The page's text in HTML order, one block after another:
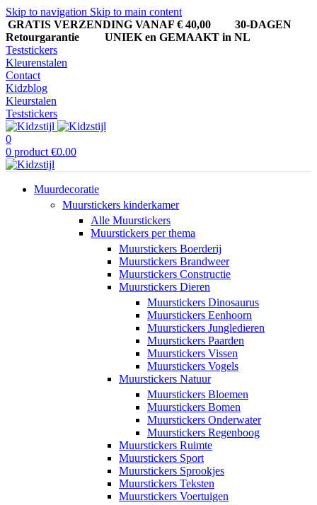
Skip to navigation Skip to main content
GRATIS VERZENDING VANAF € 40,00
30-DAGEN
Retourgarantie UNIEK en GEMAAKT in NL
Teststickers
Kleurenstalen
Contact
Kidzblog
Kleurstalen
Teststickers
0
0 product €0.00
Muurdecoratie
Muurstickers kinderkamer
Alle Muurstickers
Muurstickers per thema
Muurstickers Boerderij
Muurstickers Brandweer
Muurstickers Constructie
Muurstickers Dieren
Muurstickers Dinosaurus
Muurstickers Eenhoorn
Muurstickers Jungledieren
Muurstickers Paarden
Muurstickers Vissen
Muurstickers Vogels
Muurstickers Natuur
Muurstickers Bloemen
Muurstickers Bomen
Muurstickers Onderwater
Muurstickers Regenboog
Muurstickers Ruimte
Muurstickers Sport
Muurstickers Sprookjes
Muurstickers Teksten
Muurstickers Voertuigen